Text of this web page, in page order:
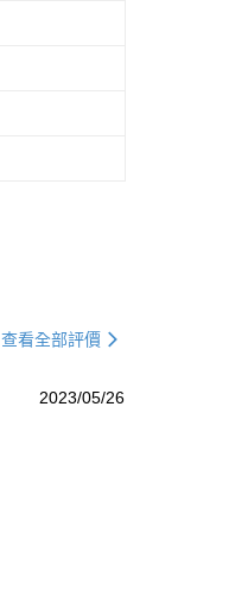
查看全部評價
2023/05/26